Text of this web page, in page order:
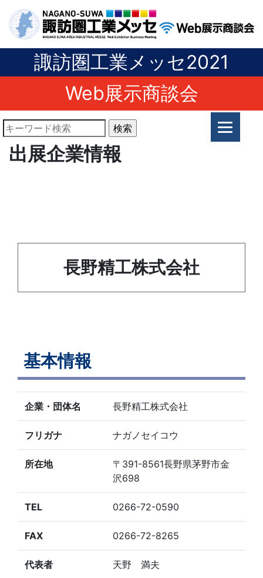
諏訪圏工業メッセ2021
Web展示商談会
出展企業情報
長野精工株式会社
基本情報
企業・団体名 長野精工株式会社
フリガナ ナガノセイコウ
所在地
〒391-8561長野県茅野市金
沢698
TEL 0266-72-0590
FAX 0266-72-8265
代表者 天野 満夫